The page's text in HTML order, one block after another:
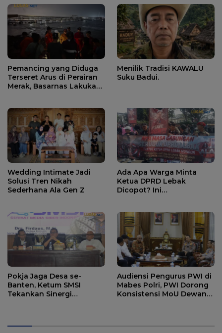
Pemancing yang Diduga
Terseret Arus di Perairan
Merak, Basarnas Lakukan
Menilik Tradisi KAWALU
Suku Badui.
Wedding Intimate Jadi
Solusi Tren Nikah
Sederhana Ala Gen Z
Ada Apa Warga Minta
Ketua DPRD Lebak
Dicopot? Ini
Pokja Jaga Desa se-
Banten, Ketum SMSI
Tekankan Sinergi
Audiensi Pengurus PWI di
Mabes Polri, PWI Dorong
Konsistensi MoU Dewan